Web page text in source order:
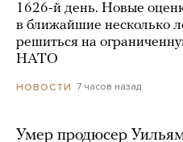
1626-й день. Новые
в ближайшие несколько
решиться на
НАТО
НОВОСТИ 7 часов назад
Умер продюсер